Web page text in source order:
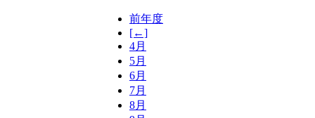
前年度
[←]
4月
5月
6月
7月
8月